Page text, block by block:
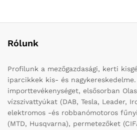
Rólunk
Profilunk a mezőgazdasági, kerti
iparcikkek kis- és
importtevékenységet, elsősorban
vízszivattyúkat (DAB, Tesla, Leader,
elektromos -és robbanómotoros
(MTD, Husqvarna), permetezőket